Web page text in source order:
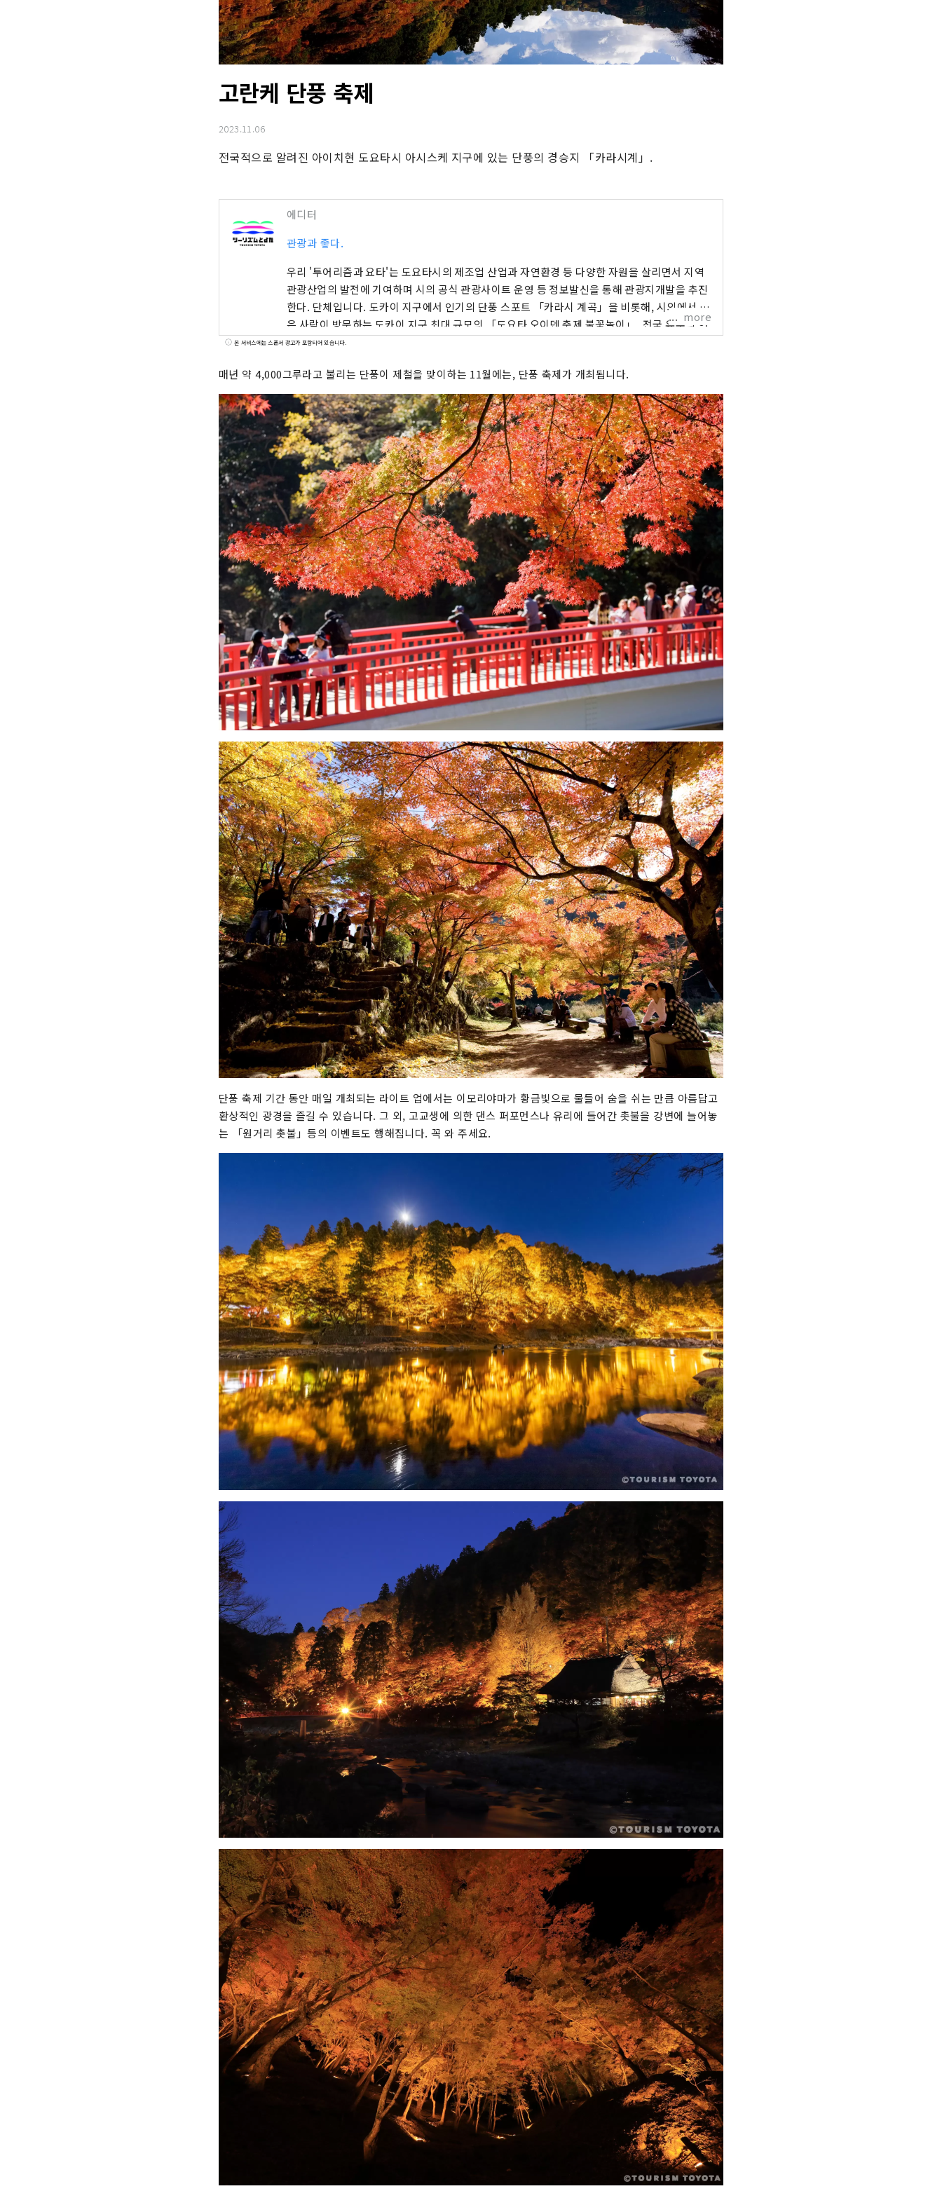
고란케 단풍 축제
2023.11.06
전국적으로 알려진 아이치현 도요타시 아시스케 지구에 있는 단풍의 경승지 「카라시계」.
에디터
관광과 좋다.
우리 '투어리즘과 요타'는 도요타시의 제조업 산업과 자연환경 등 다양한 자원을 살리면서 지역
관광산업의 발전에 기여하며 시의 공식 관광사이트 운영 등 정보발신을 통해 관광지개발을 추진
한다. 단체입니다. 도카이 지구에서 인기의 단풍 스포트 「카라시 계곡」을 비롯해, 시외에서 많
은 사람이 방문하는 도카이 지구 최대 규모의 「도요타 오이덴 축제 불꽃놀이」, 전국 유수의 현
대 미술을 전시하는 「도요타시 미술관 ". “차의 거리”로 알려진 도요타시입니다만, 다양한 관광
니다. 도요타시를 관광지로서도 장래에 걸쳐 선택되는 거리가 되도록, 우리는, 토요타의 매력을
“전해”, 관광 자원을 “연마”, 관광으로 지역의 발전에 “공헌”할 수 있도록 활동하고 있습니다 합
니다.
more
본 서비스에는 스폰서 광고가 포함되어 있습니다.
매년 약 4,000그루라고 불리는 단풍이 제철을 맞이하는 11월에는, 단풍 축제가 개최됩니다.
단풍 축제 기간 동안 매일 개최되는 라이트 업에서는 이모리야마가 황금빛으로 물들어 숨을 쉬는 만큼 아름답고
환상적인 광경을 즐길 수 있습니다. 그 외, 고교생에 의한 댄스 퍼포먼스나 유리에 들어간 촛불을 강변에 늘어놓
는 「원거리 촛불」등의 이벤트도 행해집니다. 꼭 와 주세요.